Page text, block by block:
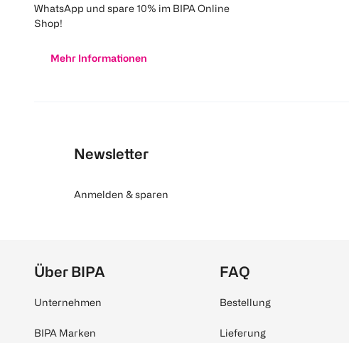
WhatsApp und spare 10% im BIPA Online
Shop!
Mehr Informationen
Newsletter
Anmelden & sparen
Über BIPA
Unternehmen
BIPA Marken
FAQ
Bestellung
Lieferung